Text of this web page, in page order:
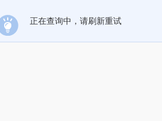
正在查询中，请刷新重试